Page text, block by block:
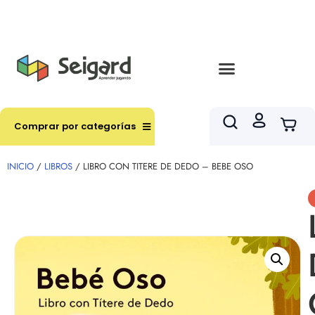
Comprar por categorías
INICIO / LIBROS / LIBRO CON TITERE DE DEDO – BEBE OSO